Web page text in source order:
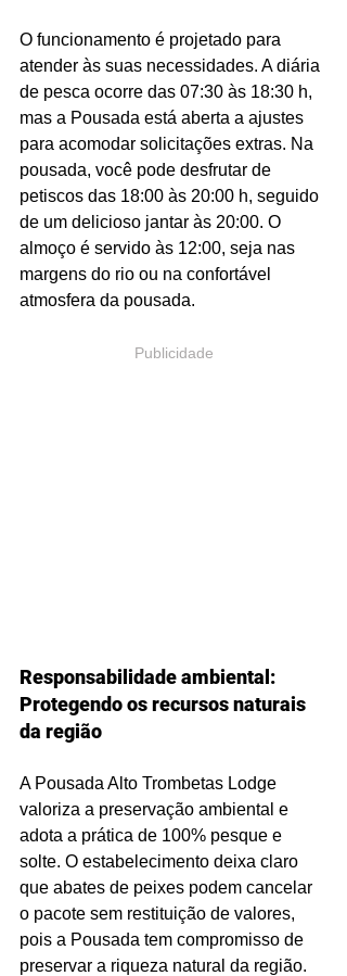
O funcionamento é projetado para
atender às suas necessidades. A diária
de pesca ocorre das 07:30 às 18:30 h,
mas a Pousada está aberta a ajustes
para acomodar solicitações extras. Na
pousada, você pode desfrutar de
petiscos das 18:00 às 20:00 h, seguido
de um delicioso jantar às 20:00. O
almoço é servido às 12:00, seja nas
margens do rio ou na confortável
atmosfera da pousada.
Publicidade
Responsabilidade ambiental:
Protegendo os recursos naturais
da região
A Pousada Alto Trombetas Lodge
valoriza a preservação ambiental e
adota a prática de 100% pesque e
solte. O estabelecimento deixa claro
que abates de peixes podem cancelar
o pacote sem restituição de valores,
pois a Pousada tem compromisso de
preservar a riqueza natural da região.